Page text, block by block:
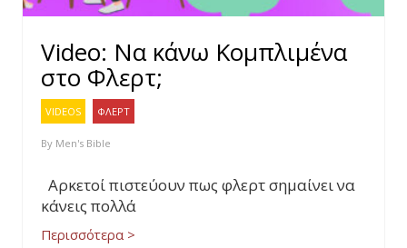
Video: Να κάνω Κομπλιμένα
στο Φλερτ;
VIDEOS ΦΛΕΡΤ
By Men's Bible
Αρκετοί πιστεύουν πως φλερτ σημαίνει να
κάνεις πολλά
Περισσότερα >